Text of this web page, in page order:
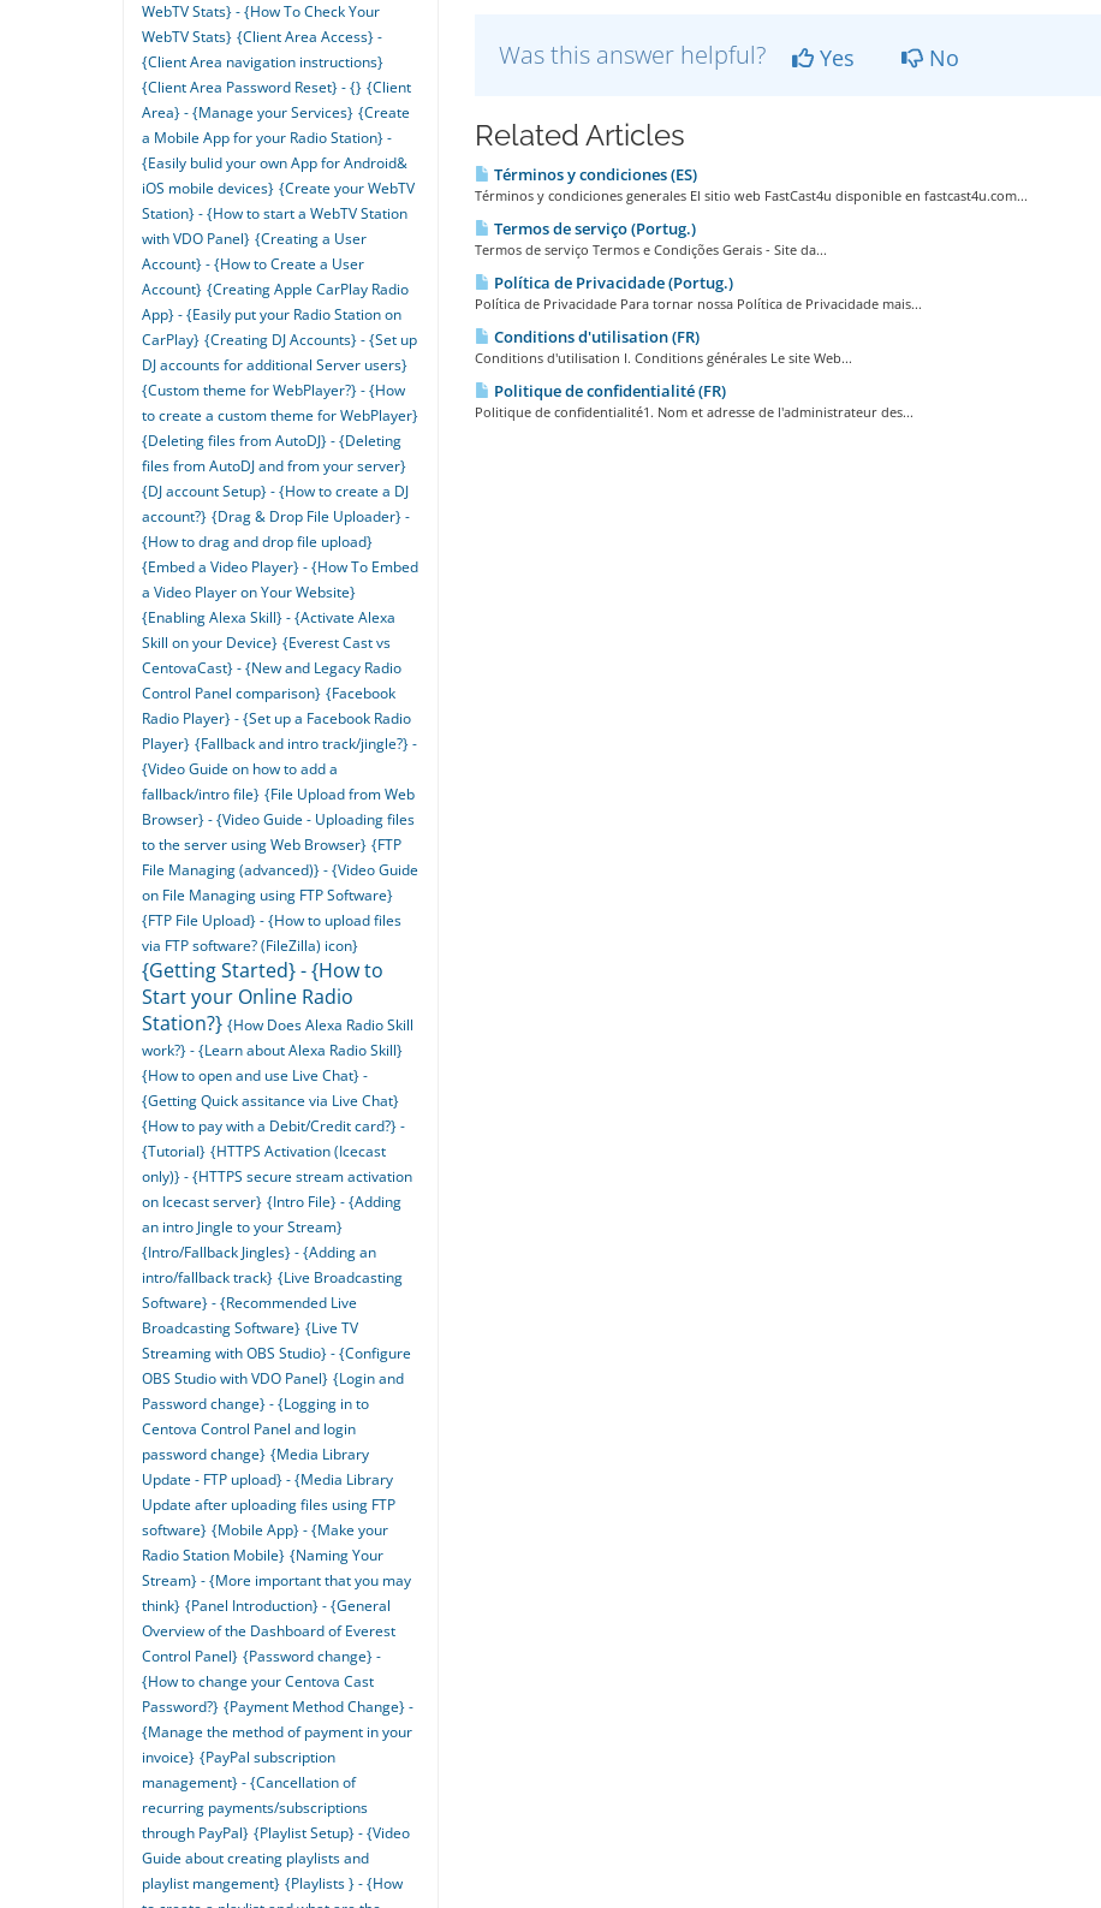
Was this answer helpful? Yes No
Related Articles
Términos y condiciones (ES)
Términos y condiciones generales El sitio web FastCast4u disponible en fastcast4u.com...
Termos de serviço (Portug.)
Termos de serviço Termos e Condições Gerais - Site da...
Política de Privacidade (Portug.)
Política de Privacidade Para tornar nossa Política de Privacidade mais...
Conditions d'utilisation (FR)
Conditions d'utilisation I. Conditions générales Le site Web...
Politique de confidentialité (FR)
Politique de confidentialité1. Nom et adresse de l'administrateur des...
WebTV Stats} - {How To Check Your
WebTV Stats} {Client Area Access} -
{Client Area navigation instructions}
{Client Area Password Reset} - {} {Client
Area} - {Manage your Services} {Create
a Mobile App for your Radio Station} -
{Easily bulid your own App for Android&
iOS mobile devices} {Create your WebTV
Station} - {How to start a WebTV Station
with VDO Panel} {Creating a User
Account} - {How to Create a User
Account} {Creating Apple CarPlay Radio
App} - {Easily put your Radio Station on
CarPlay} {Creating DJ Accounts} - {Set up
DJ accounts for additional Server users}
{Custom theme for WebPlayer?} - {How
to create a custom theme for WebPlayer}
{Deleting files from AutoDJ} - {Deleting
files from AutoDJ and from your server}
{DJ account Setup} - {How to create a DJ
account?} {Drag & Drop File Uploader} -
{How to drag and drop file upload}
{Embed a Video Player} - {How To Embed
a Video Player on Your Website}
{Enabling Alexa Skill} - {Activate Alexa
Skill on your Device} {Everest Cast vs
CentovaCast} - {New and Legacy Radio
Control Panel comparison} {Facebook
Radio Player} - {Set up a Facebook Radio
Player} {Fallback and intro track/jingle?} -
{Video Guide on how to add a
fallback/intro file} {File Upload from Web
Browser} - {Video Guide - Uploading files
to the server using Web Browser} {FTP
File Managing (advanced)} - {Video Guide
on File Managing using FTP Software}
{FTP File Upload} - {How to upload files
via FTP software? (FileZilla) icon}
{Getting Started} - {How to
Start your Online Radio
Station?} {How Does Alexa Radio Skill
work?} - {Learn about Alexa Radio Skill}
{How to open and use Live Chat} -
{Getting Quick assitance via Live Chat}
{How to pay with a Debit/Credit card?} -
{Tutorial} {HTTPS Activation (Icecast
only)} - {HTTPS secure stream activation
on Icecast server} {Intro File} - {Adding
an intro Jingle to your Stream}
{Intro/Fallback Jingles} - {Adding an
intro/fallback track} {Live Broadcasting
Software} - {Recommended Live
Broadcasting Software} {Live TV
Streaming with OBS Studio} - {Configure
OBS Studio with VDO Panel} {Login and
Password change} - {Logging in to
Centova Control Panel and login
password change} {Media Library
Update - FTP upload} - {Media Library
Update after uploading files using FTP
software} {Mobile App} - {Make your
Radio Station Mobile} {Naming Your
Stream} - {More important that you may
think} {Panel Introduction} - {General
Overview of the Dashboard of Everest
Control Panel} {Password change} -
{How to change your Centova Cast
Password?} {Payment Method Change} -
{Manage the method of payment in your
invoice} {PayPal subscription
management} - {Cancellation of
recurring payments/subscriptions
through PayPal} {Playlist Setup} - {Video
Guide about creating playlists and
playlist mangement} {Playlists } - {How